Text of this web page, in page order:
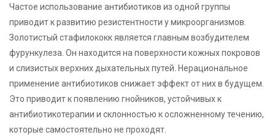
Частое использование антибиотиков из одной группы
приводит к развитию резистентности у микроорганизмов.
Золотистый стафилококк является главным возбудителем
фурункулеза. Он находится на поверхности кожных покровов
и слизистых верхних дыхательных путей. Нерациональное
применение антибиотиков снижает эффект от них в будущем.
Это приводит к появлению гнойников, устойчивых к
антибиотикотерапии и склонностью к осложненному течению,
которые самостоятельно не проходят.